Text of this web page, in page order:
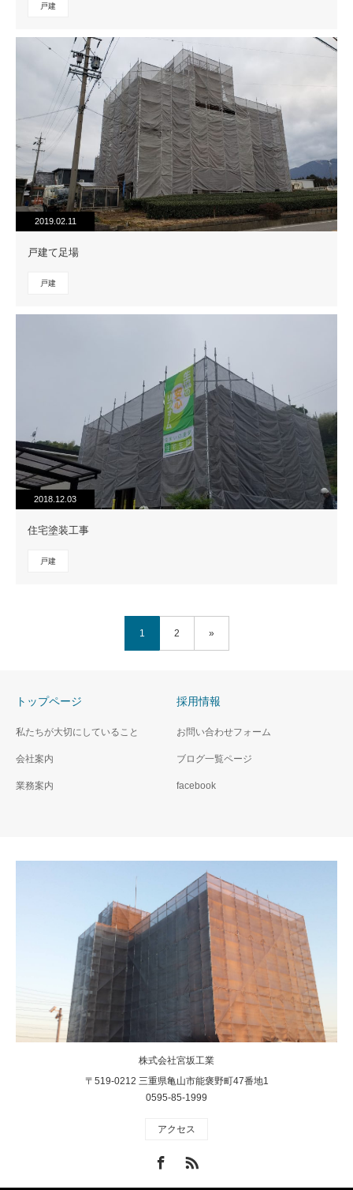
戸建
2019.02.11
戸建て足場
戸建
2018.12.03
住宅塗装工事
戸建
1 2 »
トップページ
私たちが大切にしていること
会社案内
業務案内
採用情報
お問い合わせフォーム
ブログ一覧ページ
facebook
株式会社宮坂工業
〒519-0212 三重県亀山市能褒野町47番地1
0595-85-1999
アクセス